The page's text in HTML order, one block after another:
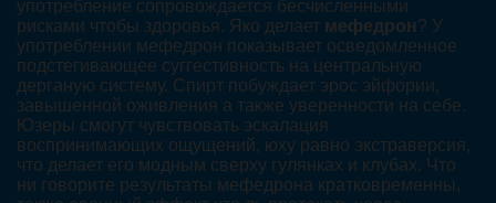
употребление сопровождается бесчисленными
рисками чтобы здоровья. Яко делает мефедрон? У
употреблении мефедрон показывает осведомленное
подстегивающее суггестивность на центральную
дерганую систему. Спирт побуждает эрос эйфории,
завышенной оживления а также уверенности на себе.
Юзеры смогут чувствовать эскалация
воспринимающих ощущений, юху равно экстраверсия,
что делает его модным сверху гулянках и клубах. Что
ни говорите результаты мефедрона кратковременны,